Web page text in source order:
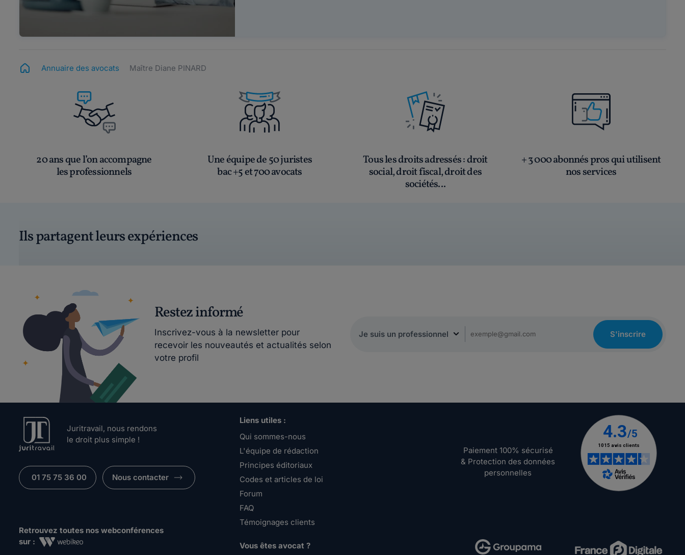
Annuaire des avocats Maître Diane PINARD
20 ans que l’on accompagne
les professionnels
Une équipe de 50 juristes
bac +5 et 700 avocats
Tous les droits adressés: droit
social, droit fiscal, droit des
sociétés...
+ 3 000 abonnés pros qui utilisent
nos services
Ils partagent leurs expériences
Restez informé
Inscrivez-vous à la newsletter pour
recevoir les nouveautés et actualités selon
votre profil
S'inscrire
Juritravail, nous rendons
le droit plus simple !
01 75 75 36 00 Nous contacter
Retrouvez toutes nos webconférences
sur :
Liens utiles :
Qui sommes-nous
L'équipe de rédaction
Principes éditoriaux
Codes et articles de loi
Forum
FAQ
Témoignages clients
Vous êtes avocat ?
Paiement 100% sécurisé
& Protection des données
personnelles